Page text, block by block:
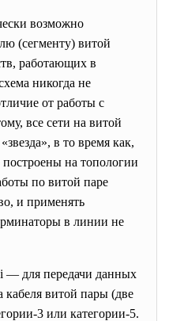
возможно
(сегменту) витой
работающих в
никогда не
от работы с
все сети на витой
в то время как,
построены на топологии
по витой паре
и применять
в линии не
— для передачи данных
кабеля витой пары (две
3 или категории-5.